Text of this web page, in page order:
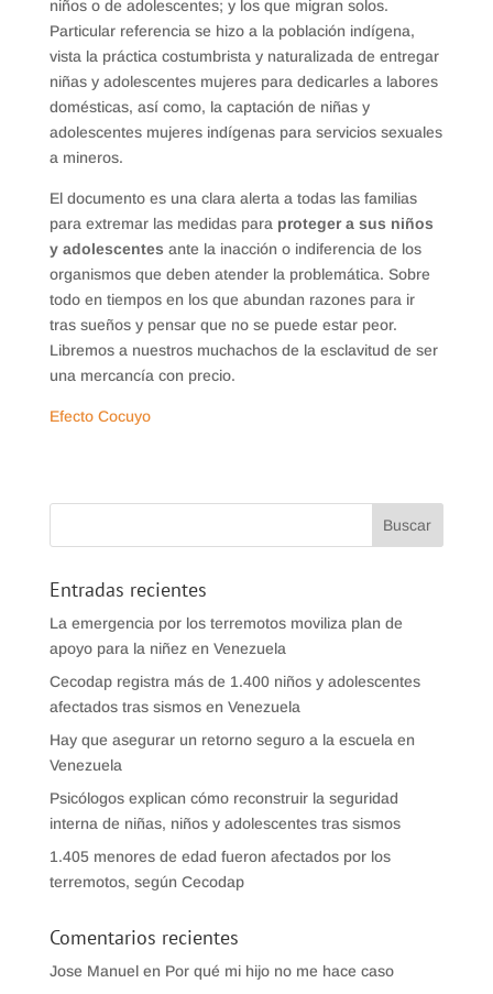
niños o de adolescentes; y los que migran solos.
Particular referencia se hizo a la población indígena,
vista la práctica costumbrista y naturalizada de entregar
niñas y adolescentes mujeres para dedicarles a labores
domésticas, así como, la captación de niñas y
adolescentes mujeres indígenas para servicios sexuales
a mineros.
El documento es una clara alerta a todas las familias
para extremar las medidas para proteger a sus niños
y adolescentes ante la inacción o indiferencia de los
organismos que deben atender la problemática. Sobre
todo en tiempos en los que abundan razones para ir
tras sueños y pensar que no se puede estar peor.
Libremos a nuestros muchachos de la esclavitud de ser
una mercancía con precio.
Efecto Cocuyo
Entradas recientes
La emergencia por los terremotos moviliza plan de
apoyo para la niñez en Venezuela
Cecodap registra más de 1.400 niños y adolescentes
afectados tras sismos en Venezuela
Hay que asegurar un retorno seguro a la escuela en
Venezuela
Psicólogos explican cómo reconstruir la seguridad
interna de niñas, niños y adolescentes tras sismos
1.405 menores de edad fueron afectados por los
terremotos, según Cecodap
Comentarios recientes
Jose Manuelen Por qué mi hijo no me hace caso